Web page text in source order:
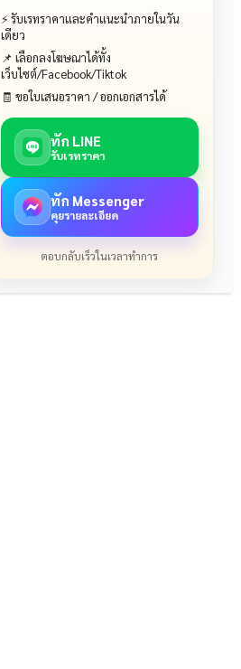
⚡ รับเรทราคาและคำแนะนำภายในวัน
เดียว
📌 เลือกลงโฆษณาได้ทั้ง
เว็บไซต์/Facebook/Tiktok
🧾 ขอใบเสนอราคา / ออกเอกสารได้
ทัก LINE
รับเรทราคา
ทัก Messenger
คุยรายละเอียด
ตอบกลับเร็วในเวลาทำการ